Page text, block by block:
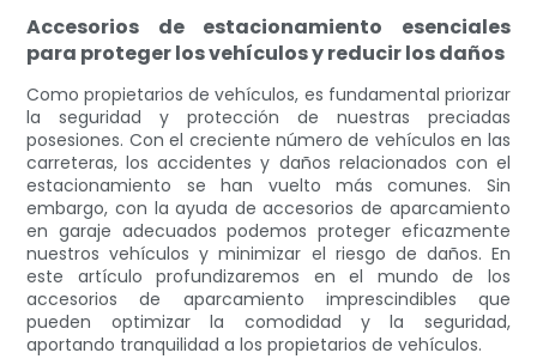
Accesorios de estacionamiento esenciales
para proteger los vehículos y reducir los daños
Como propietarios de vehículos, es fundamental priorizar
la seguridad y protección de nuestras preciadas
posesiones. Con el creciente número de vehículos en las
carreteras, los accidentes y daños relacionados con el
estacionamiento se han vuelto más comunes. Sin
embargo, con la ayuda de accesorios de aparcamiento
en garaje adecuados podemos proteger eficazmente
nuestros vehículos y minimizar el riesgo de daños. En
este artículo profundizaremos en el mundo de los
accesorios de aparcamiento imprescindibles que
pueden optimizar la comodidad y la seguridad,
aportando tranquilidad a los propietarios de vehículos.